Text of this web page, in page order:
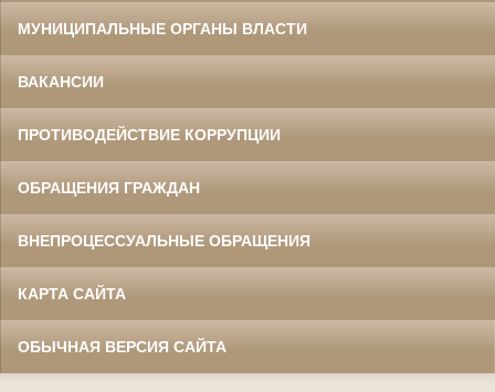
МУНИЦИПАЛЬНЫЕ ОРГАНЫ ВЛАСТИ
ВАКАНСИИ
ПРОТИВОДЕЙСТВИЕ КОРРУПЦИИ
ОБРАЩЕНИЯ ГРАЖДАН
ВНЕПРОЦЕССУАЛЬНЫЕ ОБРАЩЕНИЯ
КАРТА САЙТА
ОБЫЧНАЯ ВЕРСИЯ САЙТА